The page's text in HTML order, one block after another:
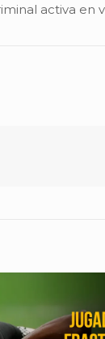
activa en